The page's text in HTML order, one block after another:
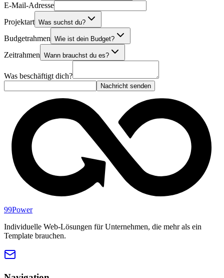
E-Mail-Adresse
Projektart Was suchst du?
Budgetrahmen Wie ist dein Budget?
Zeitrahmen Wann brauchst du es?
Was beschäftigt dich?
Nachricht senden
99Power
Individuelle Web-Lösungen für Unternehmen, die mehr als ein
Template brauchen.